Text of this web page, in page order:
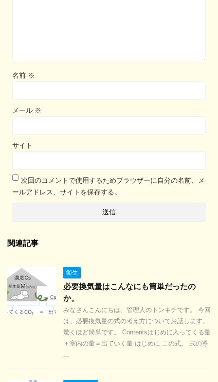
名前 ※
メール ※
サイト
次回のコメントで使用するためブラウザーに自分の名前、メ
ールアドレス、サイトを保存する。
関連記事
衛生
必要換気量はこんなにも簡単だったの
か。
みなさんこんにちは。管理人のトンキチです。 今回
は、必要換気量の式の考え方についてお話します。
驚くほど簡単です。 Contentsはじめに入ってくる量
＋室内の量＝出ていく量 はじめに この式。 式の導
...